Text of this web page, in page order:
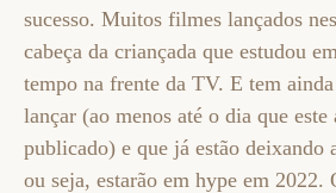
sucesso. Muitos filmes lançados
cabeça da criançada que estudou
tempo na frente da TV. E tem
lançar (ao menos até o dia que
publicado) e que já estão deixando
ou seja, estarão em hype em 2022.